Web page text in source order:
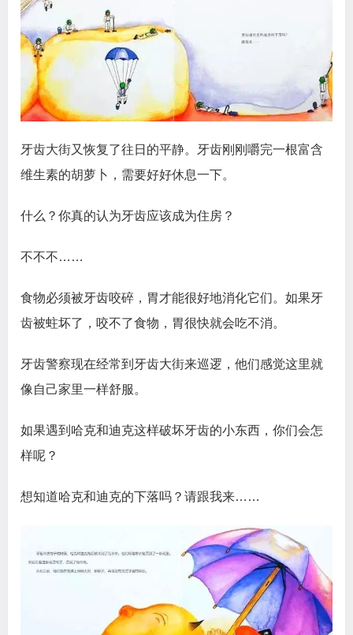
牙齿大街又恢复了往日的平静。牙齿刚刚嚼完一根富含
维生素的胡萝卜，需要好好休息一下。
什么？你真的认为牙齿应该成为住房？
不不不……
食物必须被牙齿咬碎，胃才能很好地消化它们。如果牙
齿被蛀坏了，咬不了食物，胃很快就会吃不消。
牙齿警察现在经常到牙齿大街来巡逻，他们感觉这里就
像自己家里一样舒服。
如果遇到哈克和迪克这样破坏牙齿的小东西，你们会怎
样呢？
想知道哈克和迪克的下落吗？请跟我来……